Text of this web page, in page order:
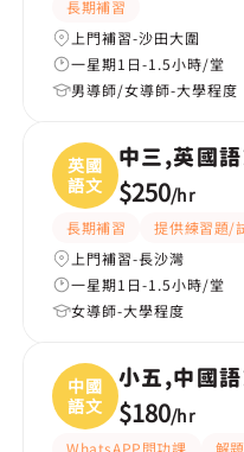
長期補習
上門補習-沙田大圍
一星期1日-1.5小時/堂
男導師/女導師-大學程度
英國
語文
中三,英國
$250/hr
長期補習 提供練習題/
上門補習-長沙灣
一星期1日-1.5小時/堂
女導師-大學程度
中國
語文
小五,中國
$180/hr
WhatsAPP問功課 解